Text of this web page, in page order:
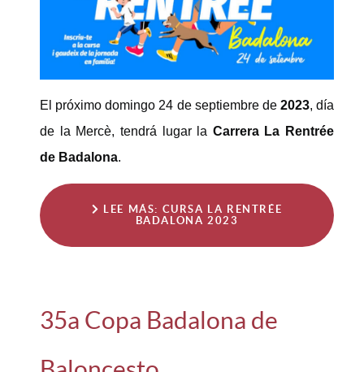
El próximo domingo 24 de septiembre de 2023, día
de la Mercè, tendrá lugar la Carrera La Rentrée
de Badalona.
LEE MÁS: CURSA LA RENTRÉE
BADALONA 2023
35a Copa Badalona de